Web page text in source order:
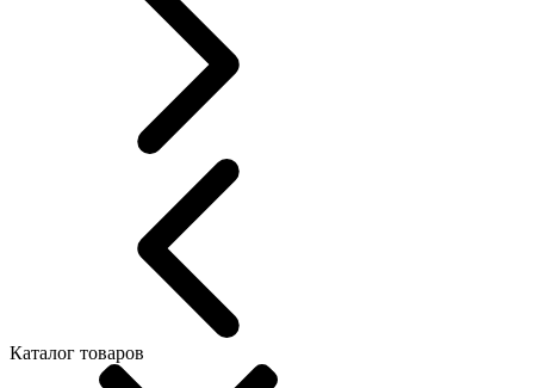
Каталог товаров